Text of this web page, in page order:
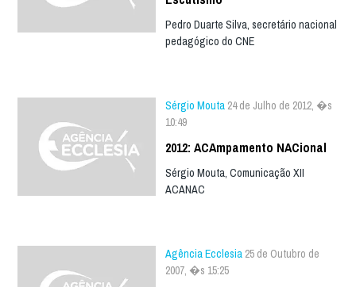
Pedro Duarte Silva, secretário nacional
pedagógico do CNE
Sérgio Mouta 24 de Julho de 2012, �s
10:49
2012: ACAmpamento NACional
Sérgio Mouta, Comunicação XII
ACANAC
Agência Ecclesia 25 de Outubro de
2007, �s 15:25